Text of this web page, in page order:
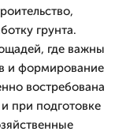
грунта.
где важны
и формирование
востребована
при подготовке